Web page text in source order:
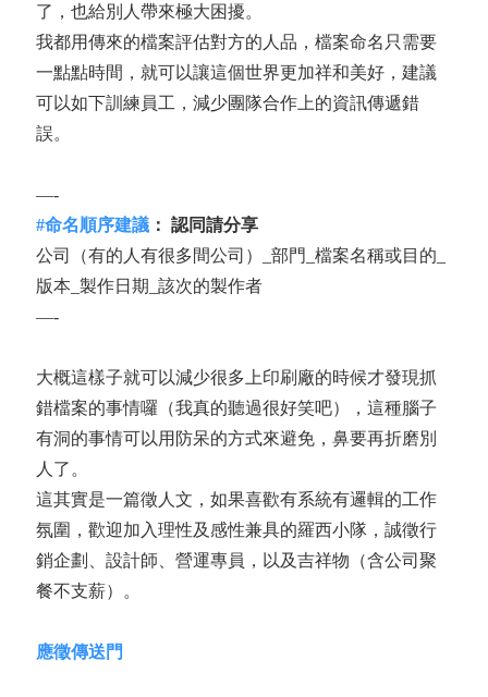
了，也給別人帶來極大困擾。
我都用傳來的檔案評估對方的人品，檔案命名只需要
一點點時間，就可以讓這個世界更加祥和美好，建議
可以如下訓練員工，減少團隊合作上的資訊傳遞錯
誤。
—-
#命名順序建議： 認同請分享
公司（有的人有很多間公司）_部門_檔案名稱或目的_
版本_製作日期_該次的製作者
—-
大概這樣子就可以減少很多上印刷廠的時候才發現抓
錯檔案的事情囉（我真的聽過很好笑吧），這種腦子
有洞的事情可以用防呆的方式來避免，鼻要再折磨別
人了。
這其實是一篇徵人文，如果喜歡有系統有邏輯的工作
氛圍，歡迎加入理性及感性兼具的羅西小隊，誠徵行
銷企劃、設計師、營運專員，以及吉祥物（含公司聚
餐不支薪）。
應徵傳送門